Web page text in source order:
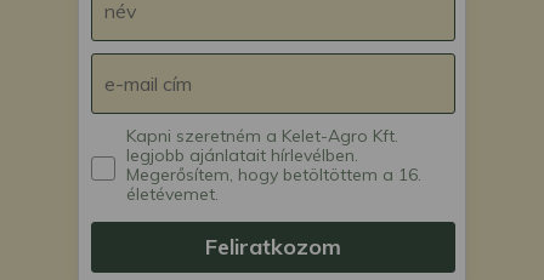
Kapni szeretném a Kelet-Agro Kft.
legjobb ajánlatait hírlevélben.
Megerősítem, hogy betöltöttem a 16.
életévemet.
Feliratkozom